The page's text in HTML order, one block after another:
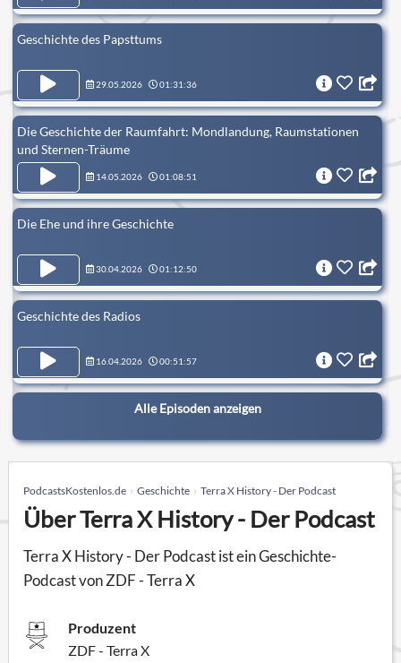
Geschichte des Papsttums
29.05.2026 01:31:36
Die Geschichte der Raumfahrt: Mondlandung, Raumstationen
und Sternen-Träume
14.05.2026 01:08:51
Die Ehe und ihre Geschichte
30.04.2026 01:12:50
Geschichte des Radios
16.04.2026 00:51:57
Alle Episoden anzeigen
PodcastsKostenlos.de Geschichte Terra X History - Der Podcast
Über Terra X History - Der Podcast
Terra X History - Der Podcast ist ein Geschichte-
Podcast von ZDF - Terra X
Produzent
ZDF - Terra X